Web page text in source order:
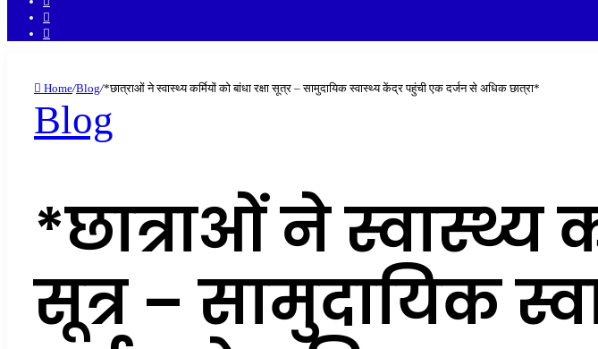
Home/Blog/*छात्राओं ने स्वास्थ्य कर्मियों को बांधा रक्षा सूत्र – सामुदायिक स्वास्थ्य केंद्र पहुंची एक दर्जन से अधिक छात्रा*
Blog
*छात्राओं ने स्वास्थ्य
सूत्र – सामुदायिक